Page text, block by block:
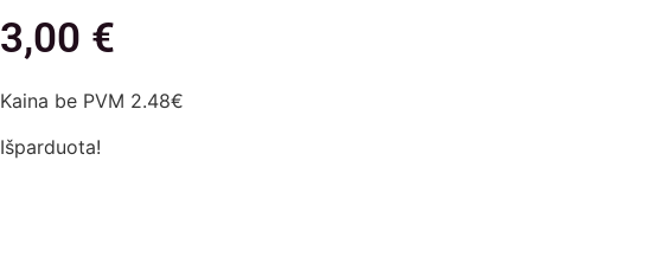
3,00 €
Kaina be PVM 2.48€
Išparduota!